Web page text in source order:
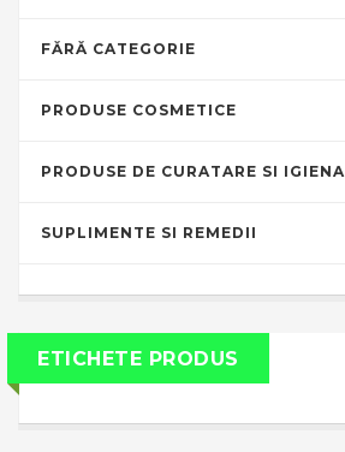
FĂRĂ CATEGORIE
PRODUSE COSMETICE
PRODUSE DE CURATARE SI IGIENA
SUPLIMENTE SI REMEDII
ETICHETE PRODUS